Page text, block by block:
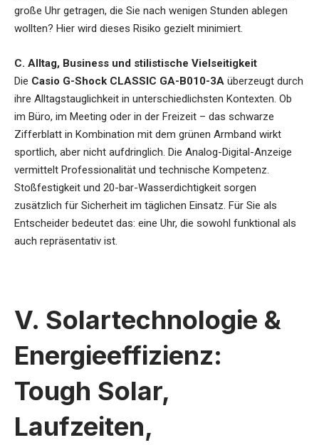
große Uhr getragen, die Sie nach wenigen Stunden ablegen
wollten? Hier wird dieses Risiko gezielt minimiert.
C. Alltag, Business und stilistische Vielseitigkeit
Die Casio G-Shock CLASSIC GA-B010-3A überzeugt durch
ihre Alltagstauglichkeit in unterschiedlichsten Kontexten. Ob
im Büro, im Meeting oder in der Freizeit – das schwarze
Zifferblatt in Kombination mit dem grünen Armband wirkt
sportlich, aber nicht aufdringlich. Die Analog-Digital-Anzeige
vermittelt Professionalität und technische Kompetenz.
Stoßfestigkeit und 20-bar-Wasserdichtigkeit sorgen
zusätzlich für Sicherheit im täglichen Einsatz. Für Sie als
Entscheider bedeutet das: eine Uhr, die sowohl funktional als
auch repräsentativ ist.
V. Solartechnologie &
Energieeffizienz:
Tough Solar,
Laufzeiten,